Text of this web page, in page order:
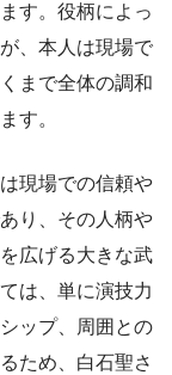
す。役柄によっ
、本人は現場で
まで全体の調和
す。
現場での信頼や
り、その人柄や
広げる大きな武
は、単に演技力
ップ、周囲との
ため、白石聖さ